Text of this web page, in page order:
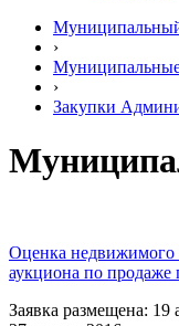
›
›
Закупки
Оценка недвижимого
аукциона по продаже
Заявка размещена: 19